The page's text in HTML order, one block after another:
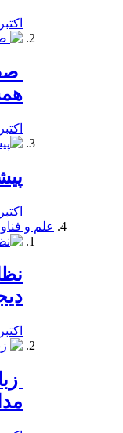
اکتبر 22, 2019
اکتبر 15, 2019
اکتبر 10, 2019
علم و
اکتبر 21, 2019